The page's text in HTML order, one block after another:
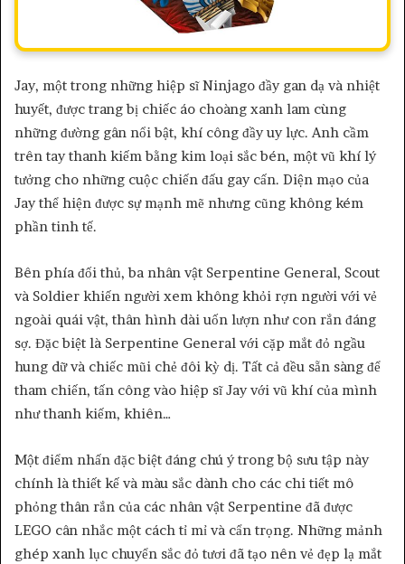
Jay, một trong những hiệp sĩ Ninjago đầy gan dạ và nhiệt
huyết, được trang bị chiếc áo choàng xanh lam cùng
những đường gân nổi bật, khí công đầy uy lực. Anh cầm
trên tay thanh kiếm bằng kim loại sắc bén, một vũ khí lý
tưởng cho những cuộc chiến đấu gay cấn. Diện mạo của
Jay thể hiện được sự mạnh mẽ nhưng cũng không kém
phần tinh tế.
Bên phía đối thủ, ba nhân vật Serpentine General, Scout
và Soldier khiến người xem không khỏi rợn người với vẻ
ngoài quái vật, thân hình dài uốn lượn như con rắn đáng
sợ. Đặc biệt là Serpentine General với cặp mắt đỏ ngầu
hung dữ và chiếc mũi chẻ đôi kỳ dị. Tất cả đều sẵn sàng để
tham chiến, tấn công vào hiệp sĩ Jay với vũ khí của mình
như thanh kiếm, khiên…
Một điểm nhấn đặc biệt đáng chú ý trong bộ sưu tập này
chính là thiết kế và màu sắc dành cho các chi tiết mô
phỏng thân rắn của các nhân vật Serpentine đã được
LEGO cân nhắc một cách tỉ mỉ và cẩn trọng. Những mảnh
ghép xanh lục chuyển sắc đỏ tươi đã tạo nên vẻ đẹp lạ mắt